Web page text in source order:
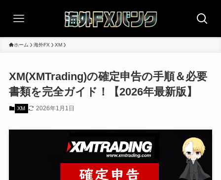
ホーム 海外FX XM
XM(XMTrading)の確定申告の手順＆必要
書類を完全ガイド！【2026年最新版】
XM 2026年1月1日